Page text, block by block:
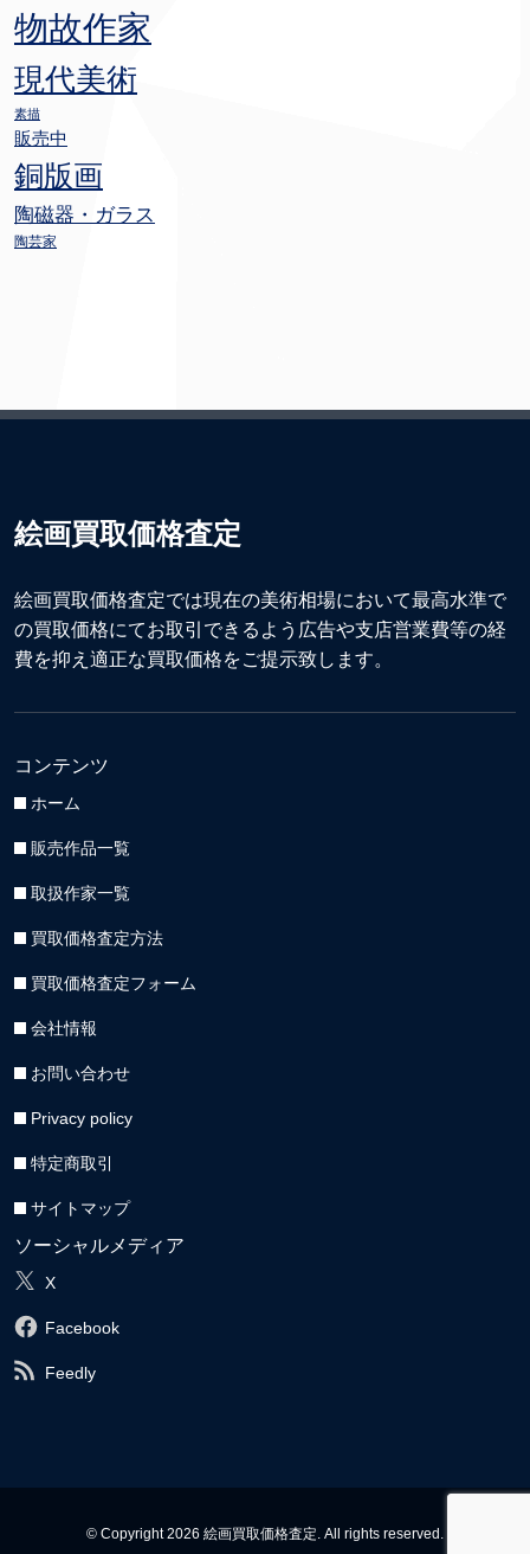
物故作家
現代美術
素描
販売中
銅版画
陶磁器・ガラス
陶芸家
絵画買取価格査定
絵画買取価格査定では現在の美術相場において最高水準で
の買取価格にてお取引できるよう広告や支店営業費等の経
費を抑え適正な買取価格をご提示致します。
コンテンツ
ホーム
販売作品一覧
取扱作家一覧
買取価格査定方法
買取価格査定フォーム
会社情報
お問い合わせ
Privacy policy
特定商取引
サイトマップ
ソーシャルメディア
X
Facebook
Feedly
© Copyright 2026 絵画買取価格査定. All rights reserved.